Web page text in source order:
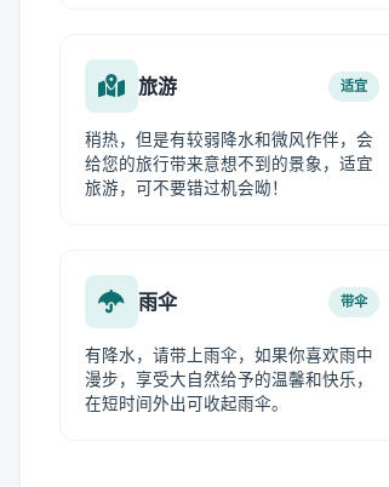
旅游 适宜
稍热，但是有较弱降水和微风作伴，会
给您的旅行带来意想不到的景象，适宜
旅游，可不要错过机会呦！
雨伞 带伞
有降水，请带上雨伞，如果你喜欢雨中
漫步，享受大自然给予的温馨和快乐，
在短时间外出可收起雨伞。